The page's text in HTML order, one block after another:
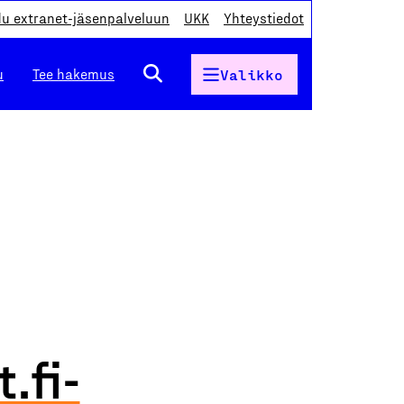
extranet-jäsenpalveluun UKK Yhteystiedot
Tee hakemus Valikko